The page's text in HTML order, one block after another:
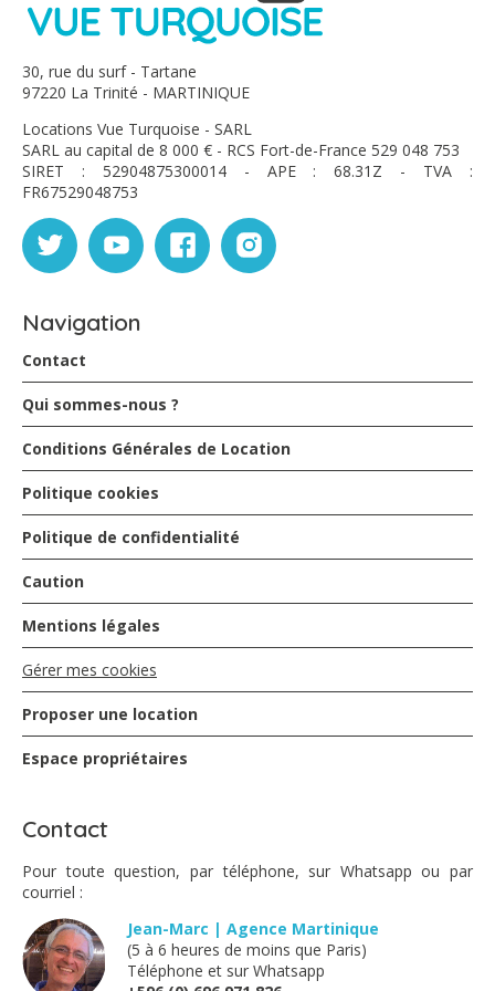
Famille CHIEZe - décembre 2020
C'était top, très belle déco, très belle vue , très bon
séjour, un vrai dépaysement
A une prochaine peut être
Famille CHIEZe - décembre 2020
C'était top, très belle déco, très belle vue , très bon
séjour, un vrai dépaysement
A une prochaine peut être
30, rue du surf - Tartane
97220 La Trinité - MARTINIQUE
Locations Vue Turquoise - SARL
SARL au capital de 8 000 € - RCS Fort-de-France 529 048 753
SIRET : 52904875300014 - APE : 68.31Z - TVA :
FR67529048753
Navigation
Contact
Qui sommes-nous ?
Conditions Générales de Location
Politique cookies
Politique de confidentialité
Caution
Mentions légales
Gérer mes cookies
Proposer une location
Espace propriétaires
Contact
Pour toute question, par téléphone, sur Whatsapp ou par
courriel :
Jean-Marc | Agence Martinique
(5 à 6 heures de moins que Paris)
Téléphone et sur Whatsapp